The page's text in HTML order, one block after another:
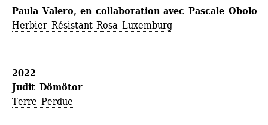
Paula Valero, en collaboration avec Pascale Obolo
Herbier Résistant Rosa Luxemburg
2022
Judit Dömötor
Terre Perdue